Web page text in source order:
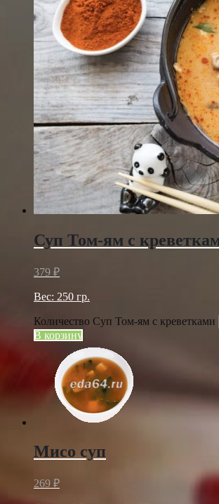
Суп Том-ям с
379 ₽
Вес: 250 гр.
Количество Суп Том-ям с креветками
В корзину
Мисо суп
269 ₽